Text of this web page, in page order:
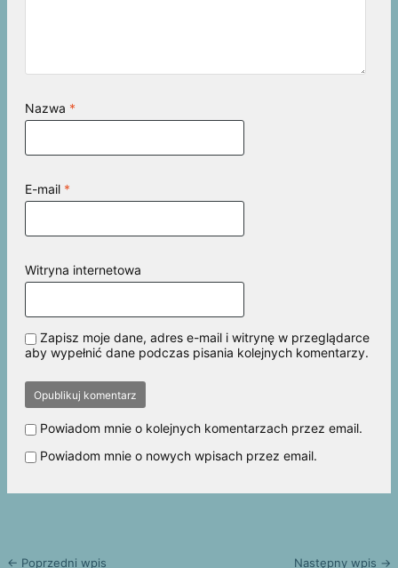
Nazwa *
E-mail *
Witryna internetowa
Zapisz moje dane, adres e-mail i witrynę w przeglądarce
aby wypełnić dane podczas pisania kolejnych komentarzy.
Powiadom mnie o kolejnych komentarzach przez email.
Powiadom mnie o nowych wpisach przez email.
← Poprzedni wpis Następny wpis →